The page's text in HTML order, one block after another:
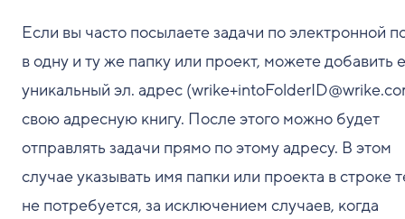
Если вы часто посылаете задачи по электронной
в одну и ту же папку или проект, можете добавить
уникальный эл. адрес
свою адресную книгу. После этого можно будет
отправлять задачи прямо по этому адресу. В этом
случае указывать имя папки или проекта в строке
не потребуется, за исключением случаев, когда